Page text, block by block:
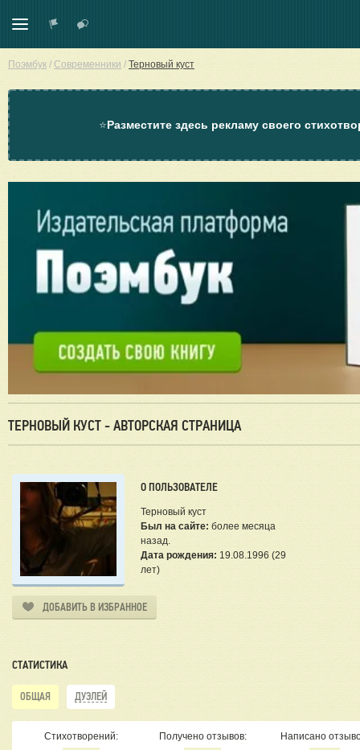
Поэмбук / Современники / Терновый куст
⭐Разместите здесь рекламу своего
ТЕРНОВЫЙ КУСТ - АВТОРСКАЯ СТРАНИЦА
О ПОЛЬЗОВАТЕЛЕ
Терновый куст
Был на сайте: более месяца
назад.
Дата рождения: 19.08.1996 (29
лет)
ДОБАВИТЬ В ИЗБРАННОЕ
СТАТИСТИКА
ОБЩАЯ ДУЭЛЕЙ
Стихотворений: Получено отзывов: Написано